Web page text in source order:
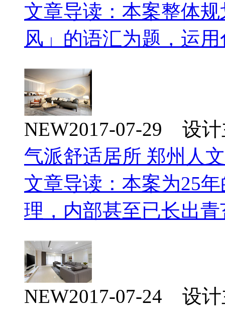
文章导读：本案整体
风」的语汇为题，运
NEW2017-07-29 设
气派舒适居所 郑州人
文章导读：本案为25
理，内部甚至已长出
NEW2017-07-24 设